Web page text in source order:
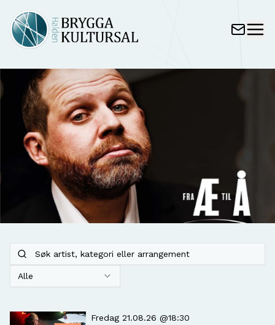
Alle
Fredag 21.08.26 @18:30